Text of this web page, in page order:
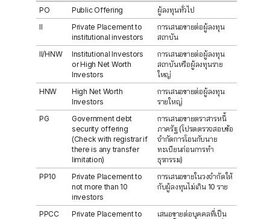
PO
Public Offering
ผู้ลงทุนทั่วไป
II
Private Placement to
institutional investors
การเสนอขายต่อผู้ลงทุน
สถาบัน
II/HNW
Institutional Investors
or High Net Worth
Investors
การเสนอขายต่อผู้ลงทุน
สถาบันหรือผู้ลงทุนราย
ใหญ่
HNW
High Net Worth
Investors
การเสนอขายต่อผู้ลงทุน
รายใหญ่
PG
Government debt
security offering
(Check with registrar if
there is any transfer
limitation)
การเสนอขายตราสารหนี้
ภาครัฐ (โปรดตรวจสอบข้อ
จำกัดการโอนกับนาย
ทะเบียนก่อนการทำ
ธุรกรรม)
PP10
Private Placement to
not more than 10
investors
การเสนอขายในวงจำกัดให้
กับผู้ลงทุนไม่เกิน 10 ราย
PPCC
Private Placement to
เสนอขายต่อบุคคลที่เป็น